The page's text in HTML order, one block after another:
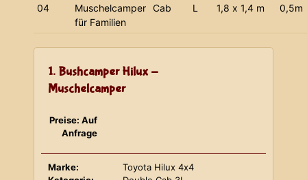
04
Muschelcamper
für Familien
Cab
L
1,8 x 1,4 m
0,5m
1. Bushcamper Hilux -
Muschelcamper
Preise: Auf
Anfrage
Marke:
Toyota Hilux 4x4